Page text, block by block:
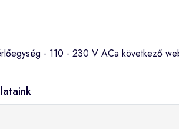
- 110 - 230 V ACa következő